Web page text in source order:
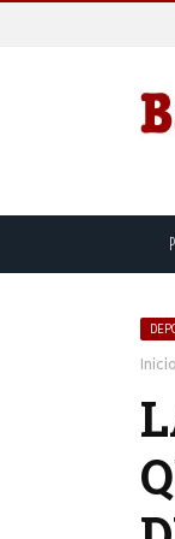
Inicio